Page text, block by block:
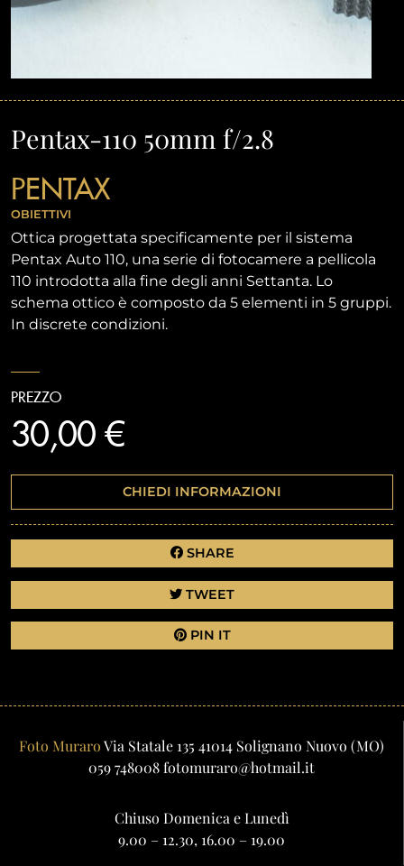
Pentax-110 50mm f/2.8
PENTAX
OBIETTIVI
Ottica progettata specificamente per il sistema
Pentax Auto 110, una serie di fotocamere a pellicola
110 introdotta alla fine degli anni Settanta. Lo
schema ottico è composto da 5 elementi in 5 gruppi.
In discrete condizioni.
PREZZO
30,00 €
CHIEDI INFORMAZIONI
SHARE
TWEET
PIN IT
Foto MuraroVia Statale 135 41014 Solignano Nuovo (MO)
059 748008fotomuraro@hotmail.it
Chiuso Domenica e Lunedì
9.00 – 12.30, 16.00 – 19.00